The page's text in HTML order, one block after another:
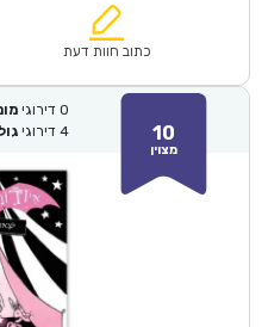
₪61.00.
הוא:
כתוב חוות דעת
10
מצוין
0 דירוגי
4 דירוגי